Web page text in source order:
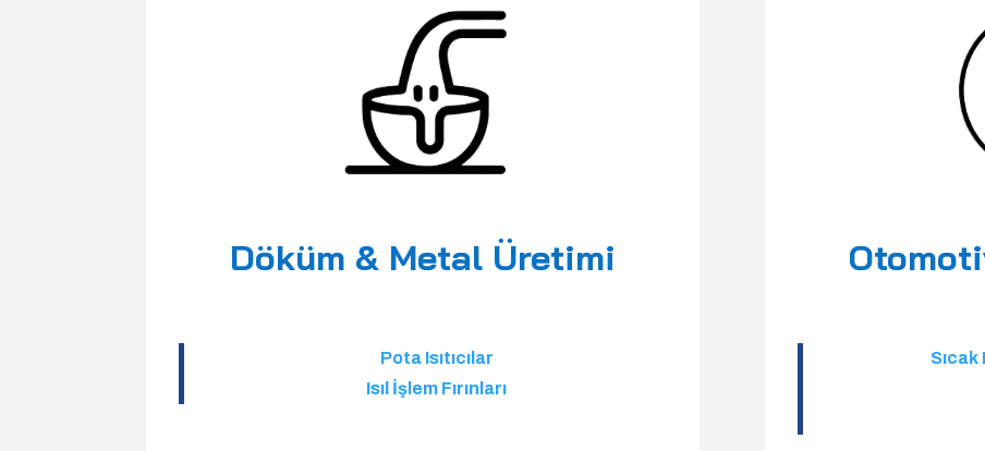
Döküm & Metal Üretimi
Pota Isıtıcılar
Isıl İşlem Fırınları